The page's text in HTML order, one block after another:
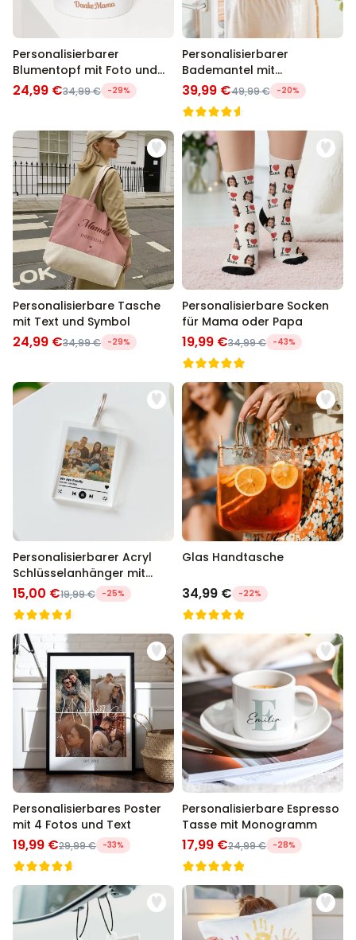
Personalisierbarer
Blumentopf mit Foto und
Text
24,99 €34,99 € -29%
Personalisierbarer
Bademantel mit
Monogramm
39,99 €49,99 € -20%
Personalisierbare Tasche
mit Text und Symbol
24,99 €34,99 € -29%
Personalisierbare Socken
für Mama oder Papa
19,99 €34,99 € -43%
Personalisierbarer Acryl
Schlüsselanhänger mit
Foto und Song
15,00 €19,99 € -25%
Glas Handtasche
34,99 € -22%
Personalisierbares Poster
mit 4 Fotos und Text
19,99 €29,99 € -33%
Personalisierbare Espresso
Tasse mit Monogramm
17,99 €24,99 € -28%